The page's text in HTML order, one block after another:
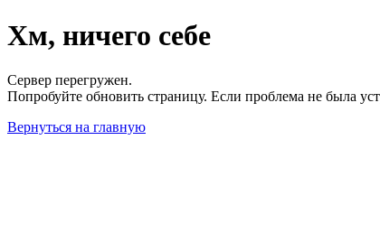
Хм, ничего себе
Сервер перегружен.
Попробуйте обновить страницу. Если проблема не была
Вернуться на главную